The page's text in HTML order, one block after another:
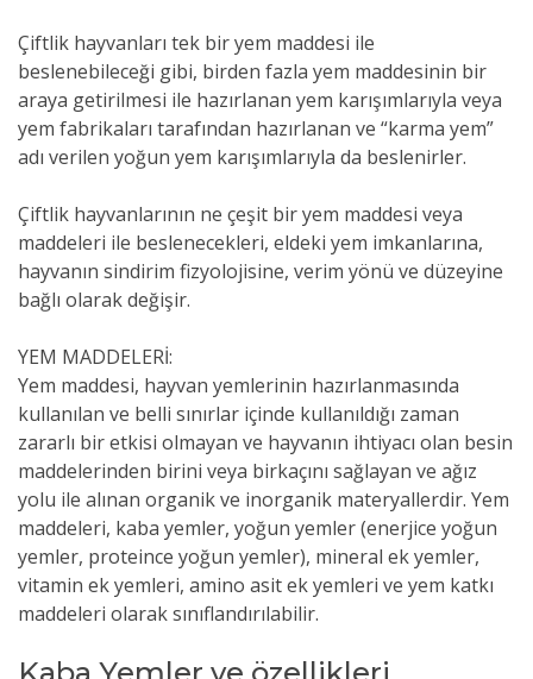
Çiftlik hayvanları tek bir yem maddesi ile
beslenebileceği gibi, birden fazla yem maddesinin bir
araya getirilmesi ile hazırlanan yem karışımlarıyla veya
yem fabrikaları tarafından hazırlanan ve “karma yem”
adı verilen yoğun yem karışımlarıyla da beslenirler.
Çiftlik hayvanlarının ne çeşit bir yem maddesi veya
maddeleri ile beslenecekleri, eldeki yem imkanlarına,
hayvanın sindirim fizyolojisine, verim yönü ve düzeyine
bağlı olarak değişir.
YEM MADDELERİ:
Yem maddesi, hayvan yemlerinin hazırlanmasında
kullanılan ve belli sınırlar içinde kullanıldığı zaman
zararlı bir etkisi olmayan ve hayvanın ihtiyacı olan besin
maddelerinden birini veya birkaçını sağlayan ve ağız
yolu ile alınan organik ve inorganik materyallerdir. Yem
maddeleri, kaba yemler, yoğun yemler (enerjice yoğun
yemler, proteince yoğun yemler), mineral ek yemler,
vitamin ek yemleri, amino asit ek yemleri ve yem katkı
maddeleri olarak sınıflandırılabilir.
Kaba Yemler ve özellikleri